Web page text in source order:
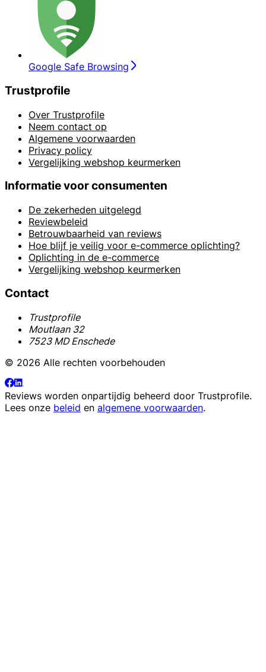
Google Safe Browsing
Trustprofile
Over Trustprofile
Neem contact op
Algemene voorwaarden
Privacy policy
Vergelijking webshop keurmerken
Informatie voor consumenten
De zekerheden uitgelegd
Reviewbeleid
Betrouwbaarheid van reviews
Hoe blijf je veilig voor e-commerce oplichting?
Oplichting in de e-commerce
Vergelijking webshop keurmerken
Contact
Trustprofile
Moutlaan 32
7523 MD Enschede
© 2026 Alle rechten voorbehouden
Reviews worden onpartijdig beheerd door Trustprofile.
Lees onze beleid en algemene voorwaarden.